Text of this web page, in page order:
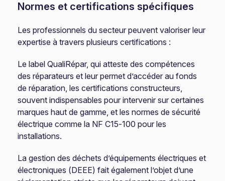
Normes et certifications spécifiques
Les professionnels du secteur peuvent valoriser leur
expertise à travers plusieurs certifications :
Le label QualiRépar, qui atteste des compétences
des réparateurs et leur permet d’accéder au fonds
de réparation, les certifications constructeurs,
souvent indispensables pour intervenir sur certaines
marques haut de gamme, et les normes de sécurité
électrique comme la NF C15-100 pour les
installations.
La gestion des déchets d’équipements électriques et
électroniques (DEEE) fait également l’objet d’une